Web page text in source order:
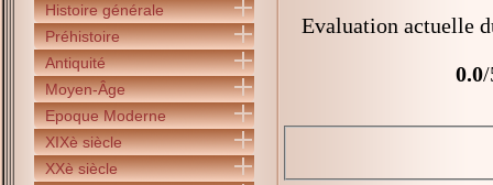
Histoire générale
Préhistoire
Antiquité
Moyen-Âge
Epoque Moderne
XIXè siècle
XXè siècle
Evaluation actuelle
0.0/